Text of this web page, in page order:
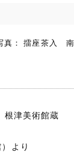
真： 擂座茶入
津美術館蔵
より